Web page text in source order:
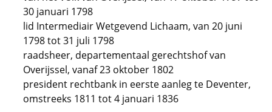
30 januari 1798
lid Intermediair Wetgevend Lichaam, van 20 juni
1798 tot 31 juli 1798
raadsheer, departementaal gerechtshof van
Overijssel, vanaf 23 oktober 1802
president rechtbank in eerste aanleg te Deventer,
omstreeks 1811 tot 4 januari 1836